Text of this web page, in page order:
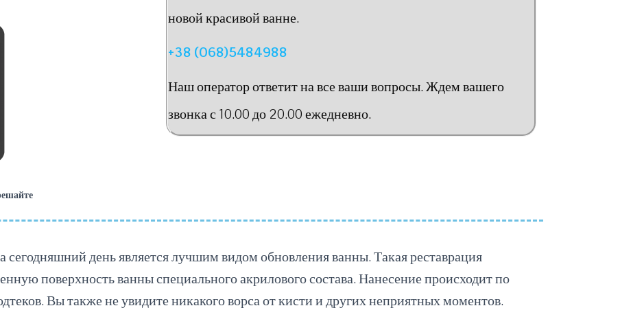
новой красивой ванне.
+38 (068)5484988
Наш оператор ответит на все ваши вопросы. Ждем вашего
звонка с 10.00 до 20.00 ежедневно.
день является лучшим видом обновления ванны. Такая реставрация
поверхность ванны специального акрилового состава. Нанесение происходит по
Вы также не увидите никакого ворса от кисти и других неприятных моментов.